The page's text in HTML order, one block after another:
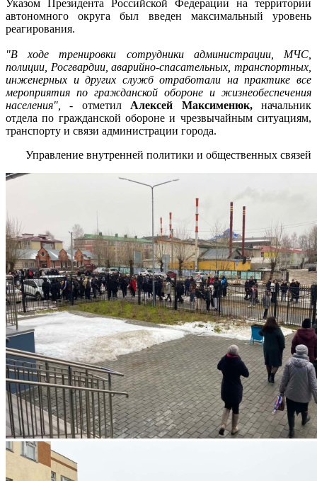
Указом Президента Российской Федерации на территории
автономного округа был введен максимальный уровень
реагирования.
"В ходе тренировки сотрудники администрации, МЧС,
полиции, Росгвардии, аварийно-спасательных, транспортных,
инженерных и других служб отработали на практике все
мероприятия по гражданской обороне и жизнеобеспечения
населения",
- отметил Алексей Максименюк,начальник
отдела по гражданской обороне и чрезвычайным ситуациям,
транспорту и связи администрации города.
Управление внутренней политики и общественных связей